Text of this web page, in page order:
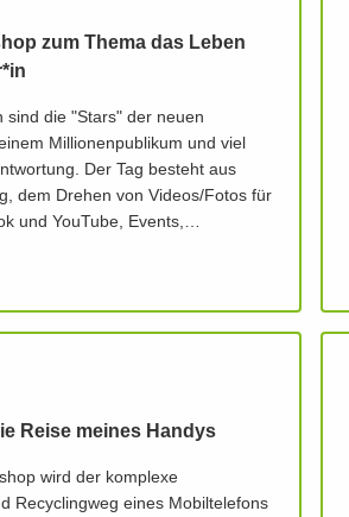
zum Thema das Leben
sind die "Stars" der neuen
Millionenpublikum und viel
Der Tag besteht aus
dem Drehen von Videos/Fotos für
und YouTube, Events,…
Reise meines Handys
wird der komplexe
Recyclingweg eines Mobiltelefons